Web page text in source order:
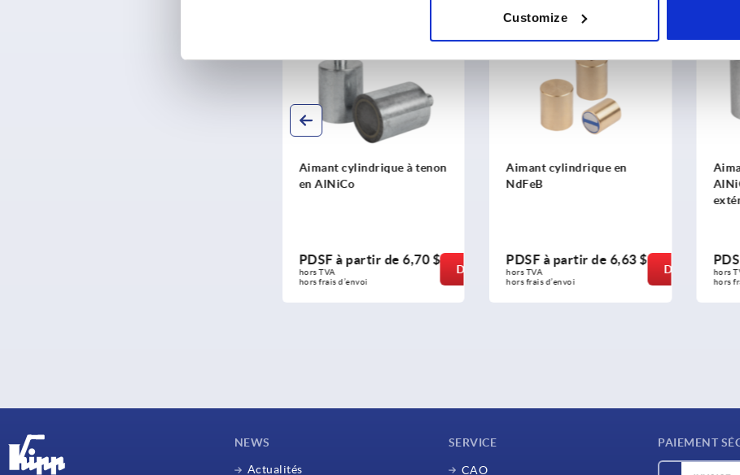
Customize
Aimant cylindrique à tenon
en AlNiCo
PDSF à partir de6,70 $
hors TVA
hors frais d’envoi
DÉTAILS
Aimant cylindrique en
NdFeB
PDSF à partir de 6,63 $
hors TVA
hors frais d’envoi
DÉTAILS
hors
hors
NEWS
Actualités
SERVICE
CAO
PAIEMENT